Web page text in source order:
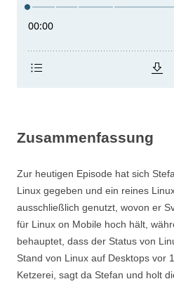
Zusammenfassung
Zur heutigen Episode hat sich
Linux gegeben und ein reines
ausschließlich genutzt, wovon er
für Linux on Mobile hoch hält,
behauptet, dass der Status von
Stand von Linux auf Desktops vor
Ketzerei, sagt da Stefan und holt